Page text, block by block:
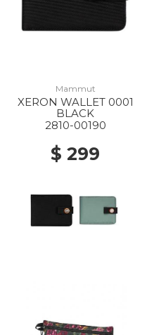
Mammut
XERON WALLET 0001
BLACK
2810-00190
$ 299